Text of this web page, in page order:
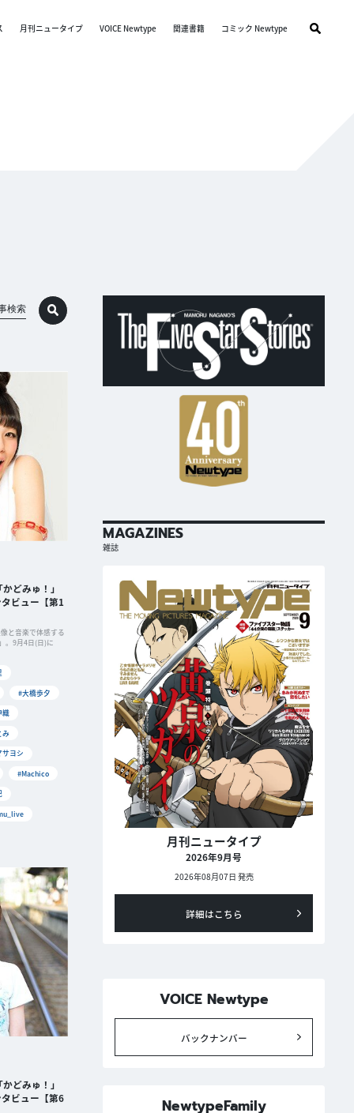
月刊ニュータイプ VOICE Newtype 関連書籍 コミック Newtype
検索
どみゅ！」
ビュー【第1
と音楽で体感する
。9月4日(日)に
#大橋歩夕
織
み
サヨシ
#Machico
どみゅ！」
ビュー【第6
MAGAZINES
雑誌
月刊ニュータイプ
2026年9月号
2026年08月07日 発売
詳細はこちら
VOICE Newtype
バックナンバー
NewtypeFamily